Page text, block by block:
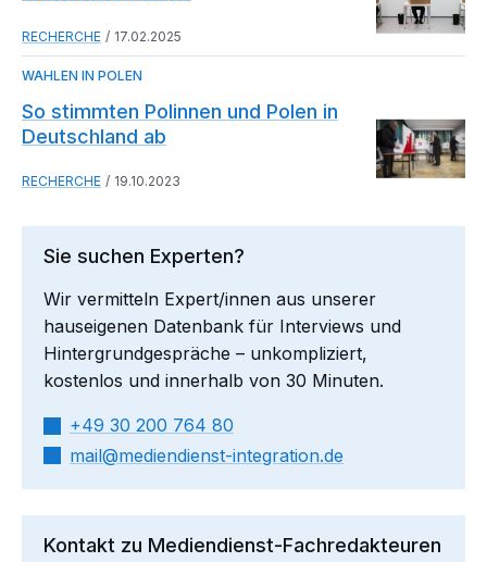
RECHERCHE 17.02.2025
WAHLEN IN POLEN
So stimmten Polinnen und Polen in
Deutschland ab
RECHERCHE 19.10.2023
Sie suchen Experten?
Wir vermitteln Expert/innen aus unserer
hauseigenen Datenbank für Interviews und
Hintergrundgespräche – unkompliziert,
kostenlos und innerhalb von 30 Minuten.
+49 30 200 764 80
mail​
mediendienst-integration.de
Kontakt zu Mediendienst-Fachredakteuren